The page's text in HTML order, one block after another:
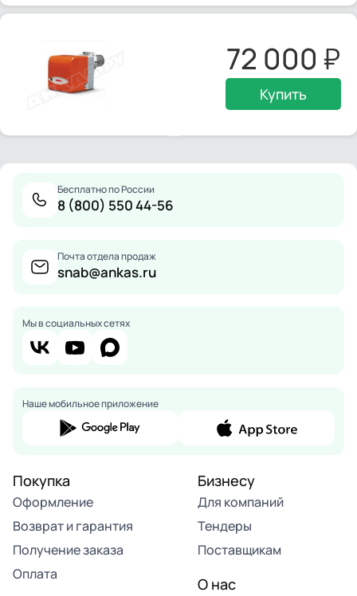
72 000
Купить
Бесплатно по России
8 (800) 550 44-56
Почта отдела продаж
snab@ankas.ru
Мы в социальных сетях
Наше мобильное приложение
Покупка
Оформление
Возврат и гарантия
Получение заказа
Оплата
Бизнесу
Для компаний
Тендеры
Поставщикам
О нас